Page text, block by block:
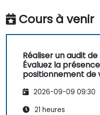
Cours à venir
Réaliser un audit
Évaluez la
positionnement de
puissantes
2026-09-09 09:30
21 heures